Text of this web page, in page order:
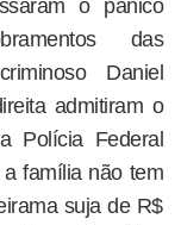
o pânico
das
Daniel
admitiram o
Polícia Federal
família não tem
suja de R$